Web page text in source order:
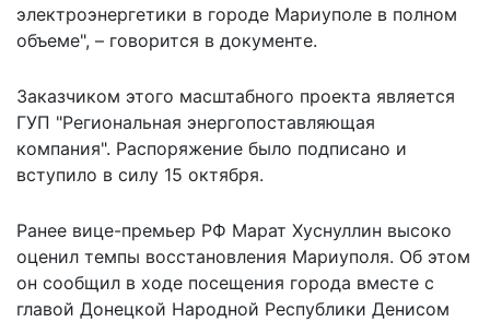
электроэнергетики в городе Мариуполе в полном
объеме", – говорится в документе.
Заказчиком этого масштабного проекта является
ГУП "Региональная энергопоставляющая
компания". Распоряжение было подписано и
вступило в силу 15 октября.
Ранее вице-премьер РФ Марат Хуснуллин высоко
оценил темпы восстановления Мариуполя. Об этом
он сообщил в ходе посещения города вместе с
главой Донецкой Народной Республики Денисом